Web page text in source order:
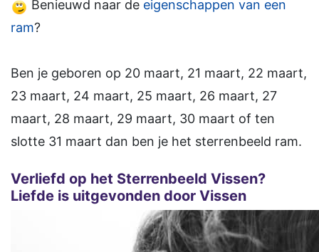
Benieuwd naar de eigenschappen van een
ram?
Ben je geboren op 20 maart, 21 maart, 22 maart,
23 maart, 24 maart, 25 maart, 26 maart, 27
maart, 28 maart, 29 maart, 30 maart of ten
slotte 31 maart dan ben je het sterrenbeeld ram.
Verliefd op het Sterrenbeeld Vissen?
Liefde is uitgevonden door Vissen